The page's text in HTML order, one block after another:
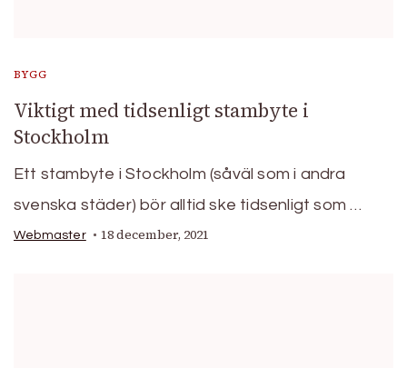
BYGG
Viktigt med tidsenligt stambyte i
Stockholm
Ett stambyte i Stockholm (såväl som i andra
svenska städer) bör alltid ske tidsenligt som …
Webmaster 18 december, 2021